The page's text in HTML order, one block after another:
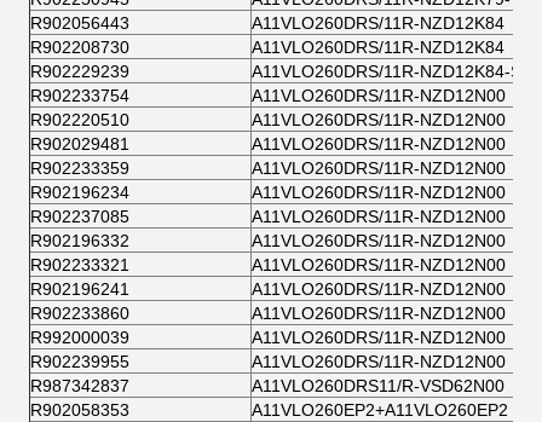
R902056443
A11VLO260DRS/11R-NZD12K84
R902208730
A11VLO260DRS/11R-NZD12K84
R902229239
A11VLO260DRS/11R-NZD12K84-S
R902233754
A11VLO260DRS/11R-NZD12N00
R902220510
A11VLO260DRS/11R-NZD12N00
R902029481
A11VLO260DRS/11R-NZD12N00
R902233359
A11VLO260DRS/11R-NZD12N00
R902196234
A11VLO260DRS/11R-NZD12N00
R902237085
A11VLO260DRS/11R-NZD12N00
R902196332
A11VLO260DRS/11R-NZD12N00
R902233321
A11VLO260DRS/11R-NZD12N00
R902196241
A11VLO260DRS/11R-NZD12N00
R902233860
A11VLO260DRS/11R-NZD12N00
R992000039
A11VLO260DRS/11R-NZD12N00
R902239955
A11VLO260DRS/11R-NZD12N00
R987342837
A11VLO260DRS11/R-VSD62N00
R902058353
A11VLO260EP2+A11VLO260EP2